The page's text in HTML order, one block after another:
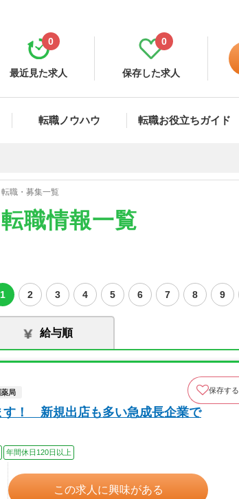
最近見た求人
0
保存した求人
0
転職ノウハウ 転職お役立ちガイド
職・募集一覧
職情報一覧
1 2 3 4 5 6 7 8 9
給与順
局 保存する
す！ 新規出店も多い急成長企業で
年間休日120日以上
この求人に興味がある